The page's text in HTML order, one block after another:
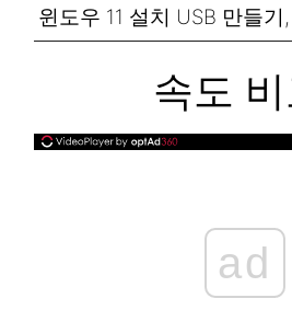
윈도우 11 설치 USB 만들
속도
ad